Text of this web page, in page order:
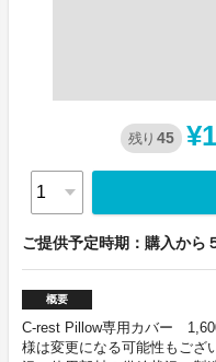
残り 45
ご提供予定時期：購入から
概要
C-rest Pillow専用カバー
様は変更になる可能性もご